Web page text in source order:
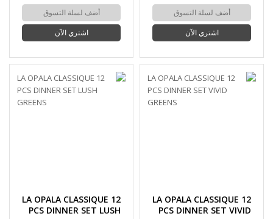
أضف لسلة التسوق
اشتري الآن
أضف لسلة التسوق
اشتري الآن
LA OPALA CLASSIQUE 12
PCS DINNER SET VIVID
LA OPALA CLASSIQUE 12
PCS DINNER SET LUSH